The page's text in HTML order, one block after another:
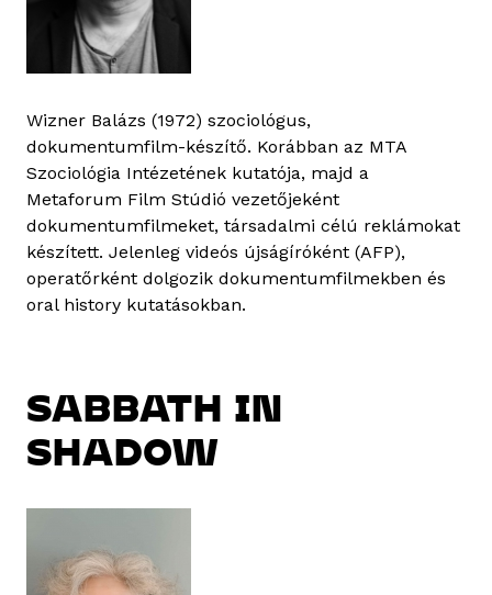
Wizner Balázs (1972) szociológus,
dokumentumfilm-készítő. Korábban az MTA
Szociológia Intézetének kutatója, majd a
Metaforum Film Stúdió vezetőjeként
dokumentumfilmeket, társadalmi célú reklámokat
készített. Jelenleg videós újságíróként (AFP),
operatőrként dolgozik dokumentumfilmekben és
oral history kutatásokban.
SABBATH IN
SHADOW